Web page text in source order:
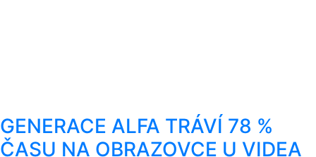
GENERACE ALFA TRÁVÍ 78 %
ČASU NA OBRAZOVCE U VIDEA